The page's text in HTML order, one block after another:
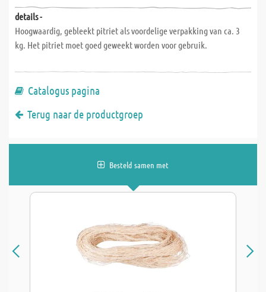
details -
Hoogwaardig, gebleekt pitriet als voordelige verpakking van ca. 3
kg. Het pitriet moet goed geweekt worden voor gebruik.
Catalogus pagina
Terug naar de productgroep
Besteld samen met